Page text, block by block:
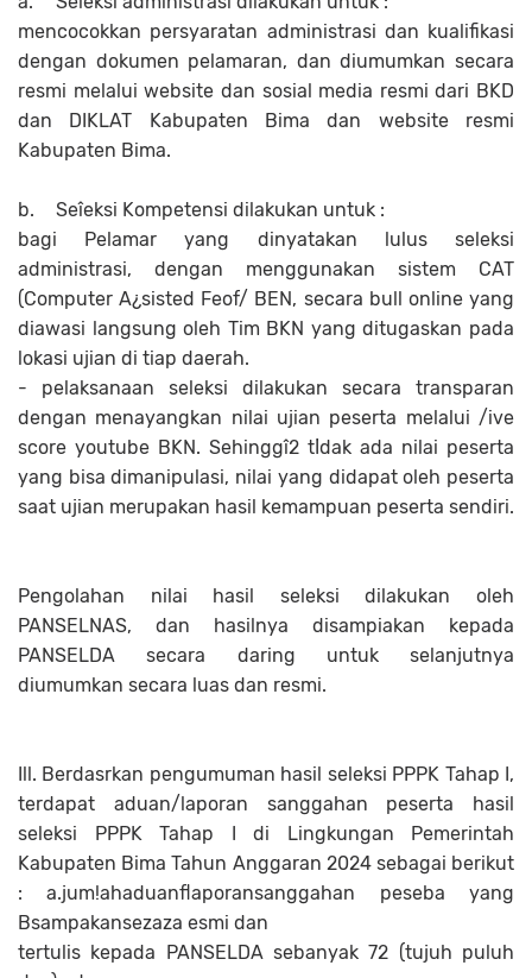
mencocokkan persyaratan administrasi dan kualifikasi
dengan dokumen pelamaran, dan diumumkan secara
resmi melalui website dan sosial media resmi dari BKD
dan DIKLAT Kabupaten Bima dan website resmi
Kabupaten Bima.
b.
Seîeksi Kompetensi dilakukan untuk :
bagi Pelamar yang dinyatakan lulus seleksi
administrasi, dengan menggunakan sistem CAT
(Computer A¿sisted Feof/ BEN, secara bull online yang
diawasi langsung oleh Tim BKN yang ditugaskan pada
lokasi ujian di tiap daerah.
- pelaksanaan seleksi dilakukan secara transparan
dengan menayangkan nilai ujian peserta melalui /ive
score youtube BKN. Sehinggî2 tİdak ada nilai peserta
yang bisa dimanipulasi, nilai yang didapat oleh peserta
saat ujian merupakan hasil kemampuan peserta sendiri.
Pengolahan nilai hasil seleksi dilakukan oleh
PANSELNAS, dan hasilnya disampiakan kepada
PANSELDA secara daring untuk selanjutnya
diumumkan secara luas dan resmi.
Ill. Berdasrkan pengumuman hasil seleksi PPPK Tahap I,
terdapat aduan/laporan sanggahan peserta hasil
seleksi PPPK Tahap I di Lingkungan Pemerintah
Kabupaten Bima Tahun Anggaran 2024 sebagai berikut
: a.jum!ahaduanflaporansanggahan peseba yang
Bsampakansezaza esmi dan
tertulis kepada PANSELDA sebanyak 72 (tujuh puluh